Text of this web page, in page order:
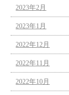
2023年2月
2023年1月
2022年12月
2022年11月
2022年10月